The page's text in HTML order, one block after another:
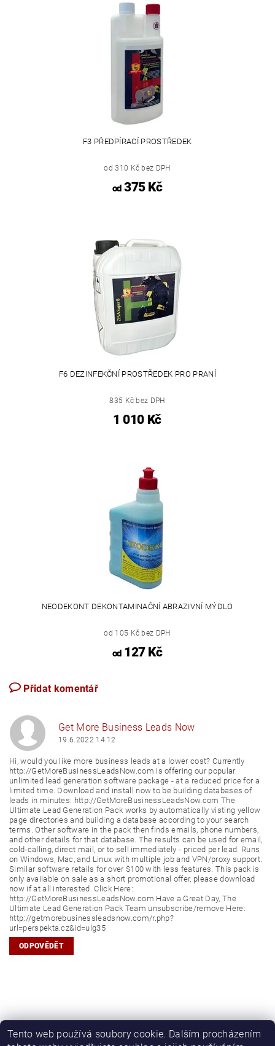
F3 PŘEDPÍRACÍ PROSTŘEDEK
od 310 Kč bez DPH
od375 Kč
F6 DEZINFEKČNÍ PROSTŘEDEK PRO PRANÍ
835 Kč bez DPH
1 010 Kč
NEODEKONT DEKONTAMINAČNÍ ABRAZIVNÍ MÝDLO
od 105 Kč bez DPH
od127 Kč
Přidat komentář
Get More Business Leads Now
19.6.2022 14:12
Hi, would you like more business leads at a lower cost? Currently
http://GetMoreBusinessLeadsNow.com is offering our popular
unlimited lead generation software package - at a reduced price for a
limited time. Download and install now to be building databases of
leads in minutes: http://GetMoreBusinessLeadsNow.com The
Ultimate Lead Generation Pack works by automatically visting yellow
page directories and building a database according to your search
terms. Other software in the pack then finds emails, phone numbers,
and other details for that database. The results can be used for email,
cold-calling, direct mail, or to sell immediately - priced per lead. Runs
on Windows, Mac, and Linux with multiple job and VPN/proxy support.
Similar software retails for over $100 with less features. This pack is
only available on sale as a short promotional offer, please download
now if at all interested. Click Here:
http://GetMoreBusinessLeadsNow.com Have a Great Day, The
Ultimate Lead Generation Pack Team unsubscribe/remove Here:
http://getmorebusinessleadsnow.com/r.php?
url=perspekta.cz&id=ulg35
ODPOVĚDĚT
Tento web používá soubory cookie. Dalším procházením